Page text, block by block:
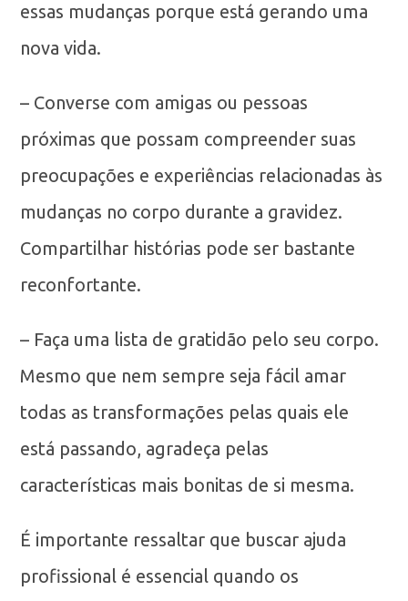
essas mudanças porque está gerando uma
nova vida.
– Converse com amigas ou pessoas
próximas que possam compreender suas
preocupações e experiências relacionadas às
mudanças no corpo durante a gravidez.
Compartilhar histórias pode ser bastante
reconfortante.
– Faça uma lista de gratidão pelo seu corpo.
Mesmo que nem sempre seja fácil amar
todas as transformações pelas quais ele
está passando, agradeça pelas
características mais bonitas de si mesma.
É importante ressaltar que buscar ajuda
profissional é essencial quando os